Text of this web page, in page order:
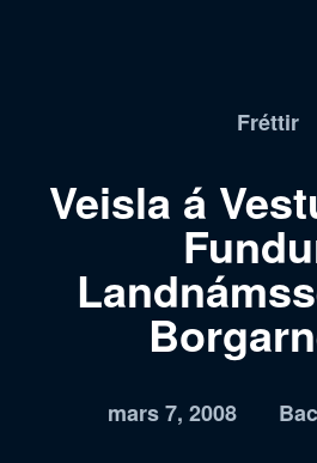
Fréttir
Veisla á
mars 7, 2008